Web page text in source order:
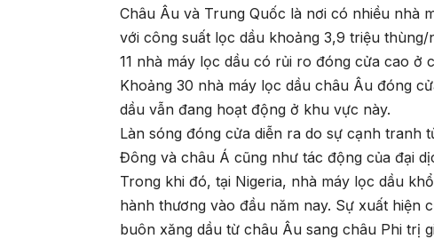
Châu Âu và Trung Quốc là nơi có nhiều nhà
với công suất lọc dầu khoảng 3,9 triệu
11 nhà máy lọc dầu có rủi ro đóng cửa cao ở
Khoảng 30 nhà máy lọc dầu châu Âu đóng
dầu vẫn đang hoạt động ở khu vực này.
Làn sóng đóng cửa diễn ra do sự cạnh tranh
Đông và châu Á cũng như tác động của đại
Trong khi đó, tại Nigeria, nhà máy lọc dầu
hành thương vào đầu năm nay. Sự xuất hiện
buôn xăng dầu từ châu Âu sang châu Phi trị